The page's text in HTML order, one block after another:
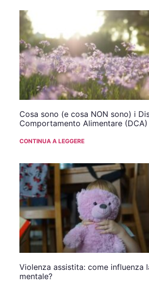
Cosa sono (e cosa NON sono) i
Comportamento Alimentare (DCA)
CONTINUA A LEGGERE
Violenza assistita: come influenza
mentale?